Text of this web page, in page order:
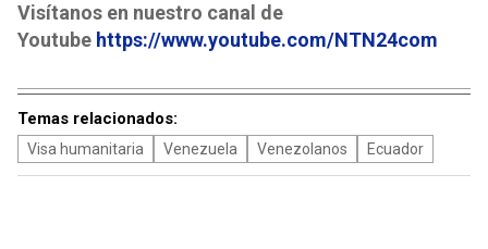
Visítanos en nuestro canal de
Youtube https://www.youtube.com/NTN24com
Temas relacionados:
Visa humanitaria Venezuela Venezolanos Ecuador